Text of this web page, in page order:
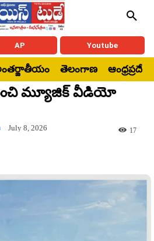
AP Youtube
తెలంగాణ ఆంధ్రప్రదేశ్
మ్యూజిక్ వీడియో
July 8, 2026 17